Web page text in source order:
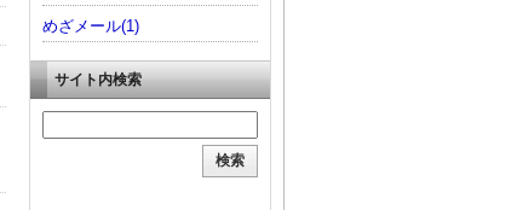
めざメール(1)
サイト内検索